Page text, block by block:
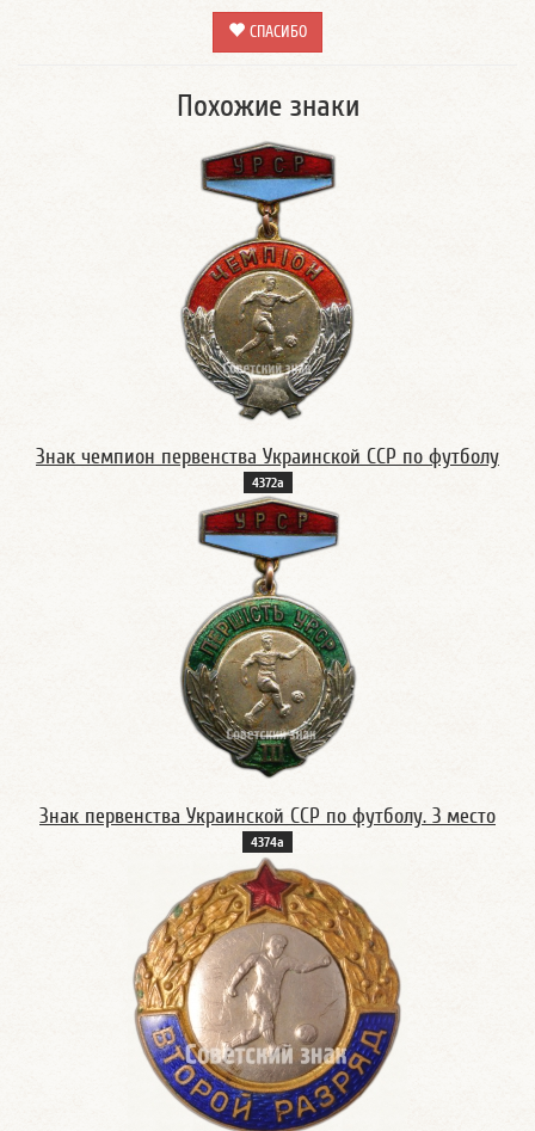
СПАСИБО
Похожие знаки
Знак чемпион первенства Украинской ССР по футболу
4372а
Знак первенства Украинской ССР по футболу. 3 место
4374а